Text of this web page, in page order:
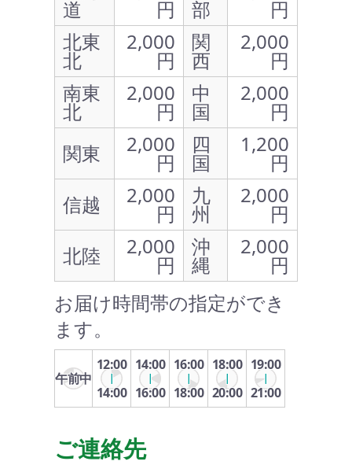
道 円 部
円
北東
北
2,000
円
関
西
2,000
円
南東
北
2,000
円
中
国
2,000
円
関東
2,000
円
四
国
1,200
円
信越
2,000
円
九
州
2,000
円
北陸
2,000
円
沖
縄
2,000
円
お届け時間帯の指定ができ
ます。
午前中
12:00
14:00
14:00
16:00
16:00
18:00
18:00
20:00
19:00
21:00
ご連絡先